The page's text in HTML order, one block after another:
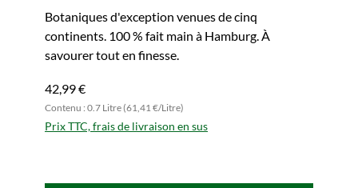
Botaniques d'exception venues de cinq
continents. 100 % fait main à Hamburg. À
savourer tout en finesse.
42,99 €
Contenu : 0.7 Litre (61,41 €/Litre)
Prix TTC, frais de livraison en sus